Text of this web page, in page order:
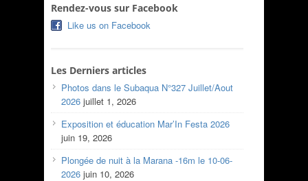
Rendez-vous sur Facebook
Like us on Facebook
Les Derniers articles
Photos dans le Subaqua N°327 Juillet/Aout
2026 juillet 1, 2026
Exposition et éducation Mar’In Festa 2026
juin 19, 2026
Plongée de nuit à la Marana -16m le 10-06-
2026 juin 10, 2026